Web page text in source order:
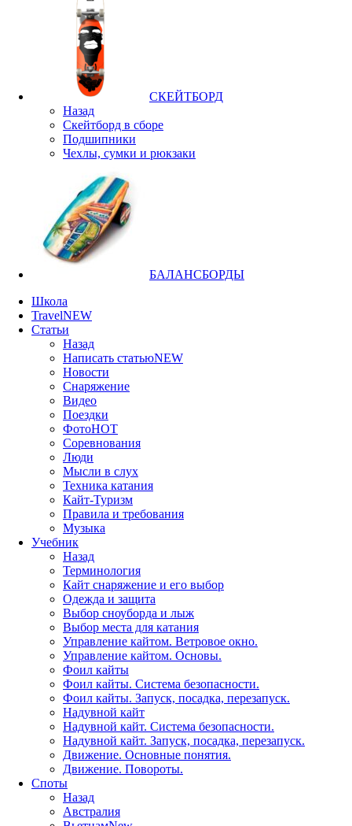
СКЕЙТБОРД
Назад
Скейтборд в сборе
Подшипники
Чехлы, сумки и рюкзаки
БАЛАНСБОРДЫ
Школа
TravelNEW
Статьи
Назад
Написать статьюNEW
Новости
Снаряжение
Видео
Поездки
ФотоHOT
Соревнования
Люди
Мысли в слух
Техника катания
Кайт-Туризм
Правила и требования
Музыка
Учебник
Назад
Терминология
Кайт снаряжение и его выбор
Одежда и защита
Выбор сноуборда и лыж
Выбор места для катания
Управление кайтом. Ветровое окно.
Управление кайтом. Основы.
Фоил кайты
Фоил кайты. Система безопасности.
Фоил кайты. Запуск, посадка, перезапуск.
Надувной кайт
Надувной кайт. Система безопасности.
Надувной кайт. Запуск, посадка, перезапуск.
Движение. Основные понятия.
Движение. Повороты.
Споты
Назад
Австралия